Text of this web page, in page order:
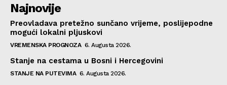
Najnovije
Preovladava pretežno sunčano vrijeme, poslijepodne
mogući lokalni pljuskovi
VREMENSKA PROGNOZA 6. Augusta 2026.
Stanje na cestama u Bosni i Hercegovini
STANJE NA PUTEVIMA 6. Augusta 2026.